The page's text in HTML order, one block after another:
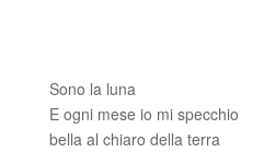
Sono la luna
E ogni mese io mi specchio
bella al chiaro della terra